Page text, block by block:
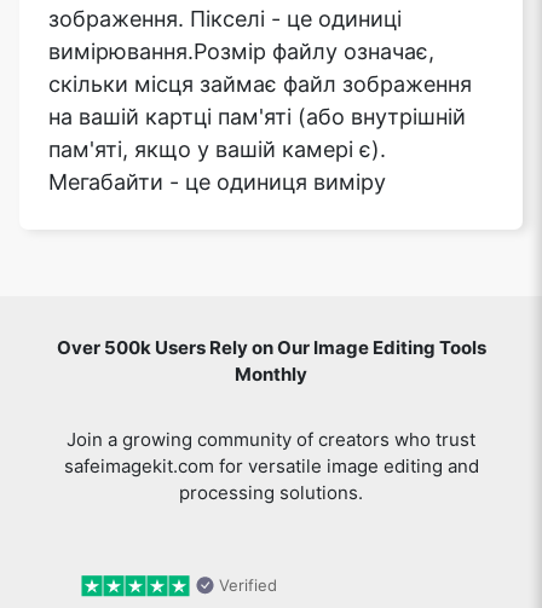
зображення. Пікселі - це одиниці
вимірювання.Розмір файлу означає,
скільки місця займає файл зображення
на вашій картці пам'яті (або внутрішній
пам'яті, якщо у вашій камері є).
Мегабайти - це одиниця виміру
Over 500k Users Rely on Our Image Editing Tools
Monthly
Join a growing community of creators who trust
safeimagekit.com for versatile image editing and
processing solutions.
Verified